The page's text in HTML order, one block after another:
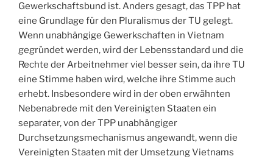
Gewerkschaftsbund ist. Anders gesagt, das TPP hat
eine Grundlage für den Pluralismus der TU gelegt.
Wenn unabhängige Gewerkschaften in Vietnam
gegründet werden, wird der Lebensstandard und die
Rechte der Arbeitnehmer viel besser sein, da ihre TU
eine Stimme haben wird, welche ihre Stimme auch
erhebt. Insbesondere wird in der oben erwähnten
Nebenabrede mit den Vereinigten Staaten ein
separater, von der TPP unabhängiger
Durchsetzungsmechanismus angewandt, wenn die
Vereinigten Staaten mit der Umsetzung Vietnams